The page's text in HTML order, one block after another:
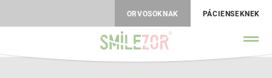
ORVOSOKNAK PÁCIENSEKNEK